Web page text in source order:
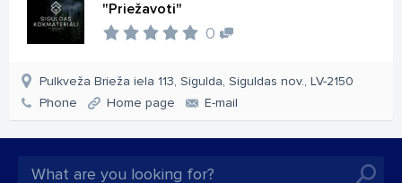
"Priežavoti"
0
Pulkveža Brieža iela 113, Sigulda, Siguldas nov., LV-2150
Phone
Home page E-mail